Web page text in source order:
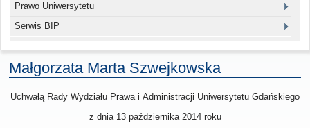
Prawo Uniwersytetu
Serwis BIP
Małgorzata Marta Szwejkowska
Uchwałą Rady Wydziału Prawa i Administracji Uniwersytetu Gdańskiego
z dnia 13 października 2014roku